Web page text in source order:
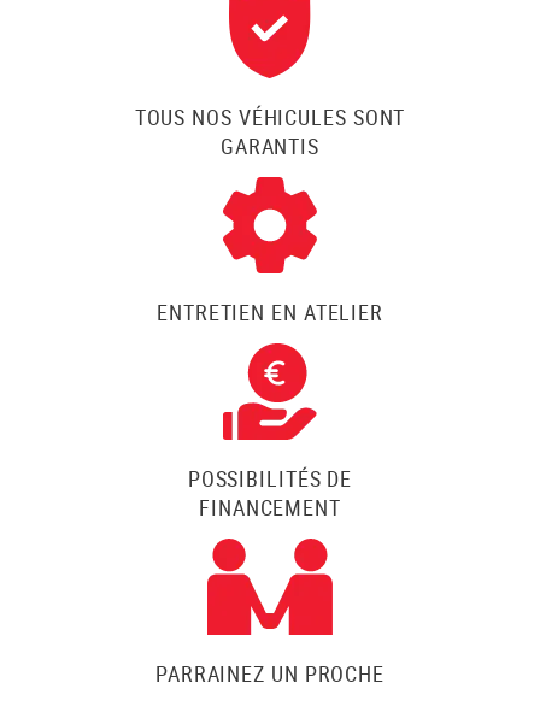
TOUS NOS VÉHICULES SONT
GARANTIS
ENTRETIEN EN ATELIER
POSSIBILITÉS DE
FINANCEMENT
PARRAINEZ UN PROCHE